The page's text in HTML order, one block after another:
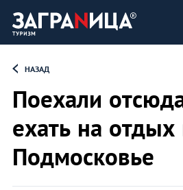
НАЗАД
Поехали
ехать на отдых
Подмосковье